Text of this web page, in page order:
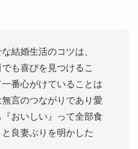
結婚生活のコツは、
でも喜びを見つけるこ
番心がけていることは
言のつながりであり愛
おいしい』って全部食
良妻ぶりを明かした